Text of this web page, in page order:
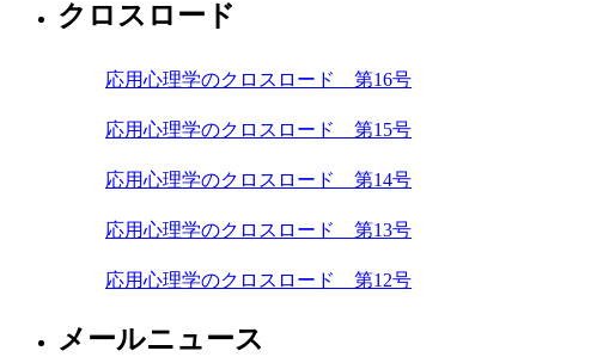
クロスロード
応用心理学のクロスロード 第16号
応用心理学のクロスロード 第15号
応用心理学のクロスロード 第14号
応用心理学のクロスロード 第13号
応用心理学のクロスロード 第12号
メールニュース